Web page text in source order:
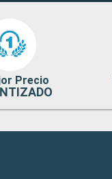
Precio